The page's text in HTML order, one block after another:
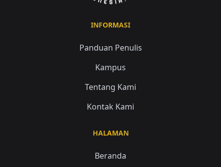
INFORMASI
Panduan Penulis
Kampus
Tentang Kami
Kontak Kami
HALAMAN
Beranda